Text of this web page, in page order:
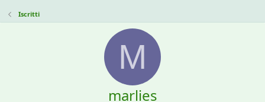
Iscritti
M
marlies